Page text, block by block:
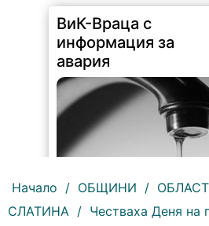
ВиК-Враца с
информация за
авария
207 | 2026-08-07
Начало / ОБЩИНИ /
СЛАТИНА / Честваха Деня на